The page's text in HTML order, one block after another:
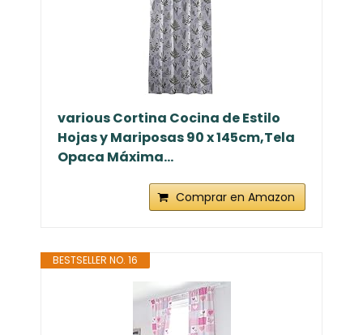
various Cortina Cocina de Estilo
Hojas y Mariposas 90 x 145cm,Tela
Opaca Máxima...
Comprar en Amazon
BESTSELLER NO. 16